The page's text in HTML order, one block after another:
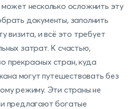
несколько осложнить эту
документы, заполнить
визита, и всё это требует
затрат. К счастью,
прекрасных стран, куда
могут путешествовать без
режиму. Эти страны не
предлагают богатые